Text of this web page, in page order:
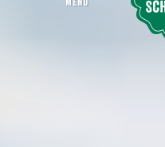
Radeln & Biken
MENU